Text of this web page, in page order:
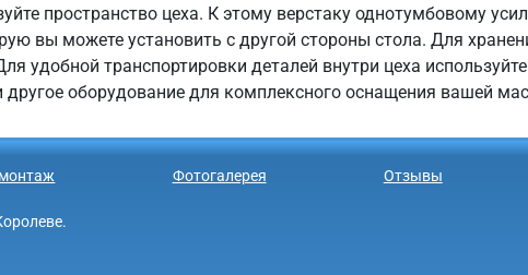
пространство цеха. К этому верстаку однотумбовому
вы можете установить с другой стороны стола. Для
удобной транспортировки деталей внутри цеха
оборудование для комплексного оснащения вашей
Фотогалерея Отзывы